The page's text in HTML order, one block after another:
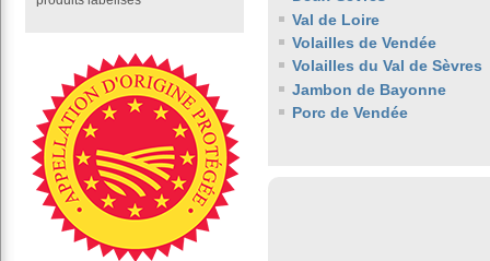
Val de Loire
Volailles de Vendée
Volailles du Val de Sèvres
Jambon de Bayonne
Porc de Vendée